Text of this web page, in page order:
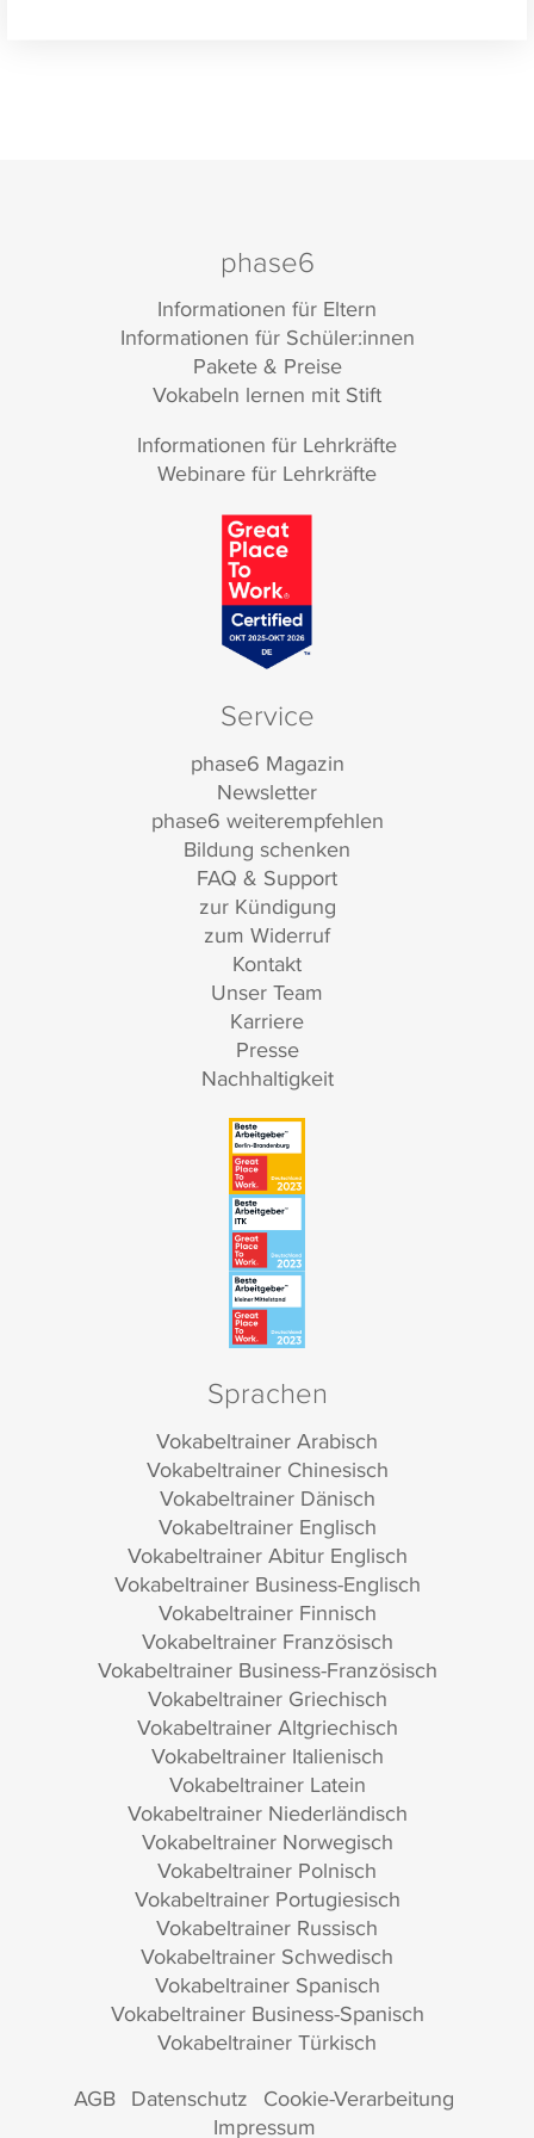
phase6
Informationen für Eltern
Informationen für Schüler:innen
Pakete & Preise
Vokabeln lernen mit Stift
Informationen für Lehrkräfte
Webinare für Lehrkräfte
Service
phase6 Magazin
Newsletter
phase6 weiterempfehlen
Bildung schenken
FAQ & Support
zur Kündigung
zum Widerruf
Kontakt
Unser Team
Karriere
Presse
Nachhaltigkeit
Sprachen
Vokabeltrainer Arabisch
Vokabeltrainer Chinesisch
Vokabeltrainer Dänisch
Vokabeltrainer Englisch
Vokabeltrainer Abitur Englisch
Vokabeltrainer Business-Englisch
Vokabeltrainer Finnisch
Vokabeltrainer Französisch
Vokabeltrainer Business-Französisch
Vokabeltrainer Griechisch
Vokabeltrainer Altgriechisch
Vokabeltrainer Italienisch
Vokabeltrainer Latein
Vokabeltrainer Niederländisch
Vokabeltrainer Norwegisch
Vokabeltrainer Polnisch
Vokabeltrainer Portugiesisch
Vokabeltrainer Russisch
Vokabeltrainer Schwedisch
Vokabeltrainer Spanisch
Vokabeltrainer Business-Spanisch
Vokabeltrainer Türkisch
AGB Datenschutz Cookie-Verarbeitung
Impressum